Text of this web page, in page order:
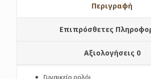
Περιγραφή
Επιπρόσθετες
Αξιολογήσεις 0
Γυναικείο ρολόι